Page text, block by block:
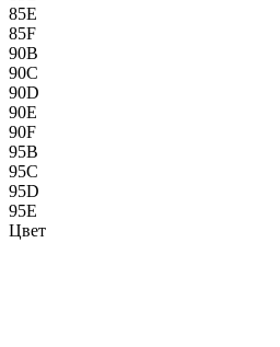
85E
85F
90B
90C
90D
90E
90F
95B
95C
95D
95E
Цвет